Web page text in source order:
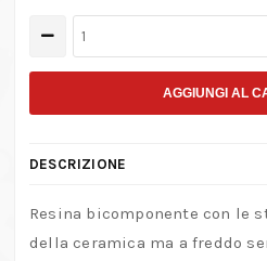
Keramix
resina
quantità
AGGIUNGI AL
DESCRIZIONE
Resina bicomponente con le
della ceramica ma a freddo